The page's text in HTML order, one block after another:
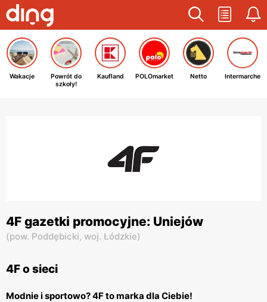
Wakacje
Powrót do
szkoły!
Kaufland POLOmarket Netto Intermarche
4F gazetki promocyjne: Uniejów
(pow. Poddębicki, woj. Łódzkie)
4F o sieci
Modnie i sportowo? 4F to marka dla Ciebie!